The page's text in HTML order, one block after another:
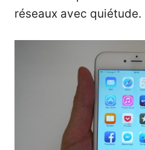
réseaux avec quiétude.